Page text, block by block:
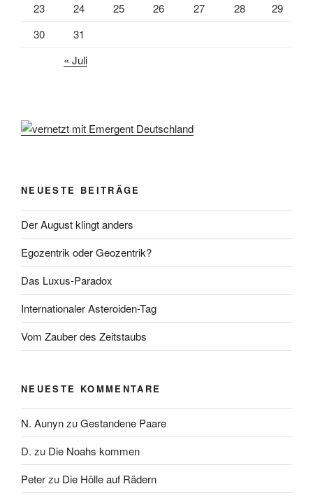
23
24 25 26 27 28
29
30
31
« Juli
NEUESTE BEITRÄGE
Der August klingt anders
Egozentrik oder Geozentrik?
Das Luxus-Paradox
Internationaler Asteroiden-Tag
Vom Zauber des Zeitstaubs
NEUESTE KOMMENTARE
N. AunynzuGestandene Paare
D. zu Die Noahs kommen
Peterzu Die Hölle auf Rädern